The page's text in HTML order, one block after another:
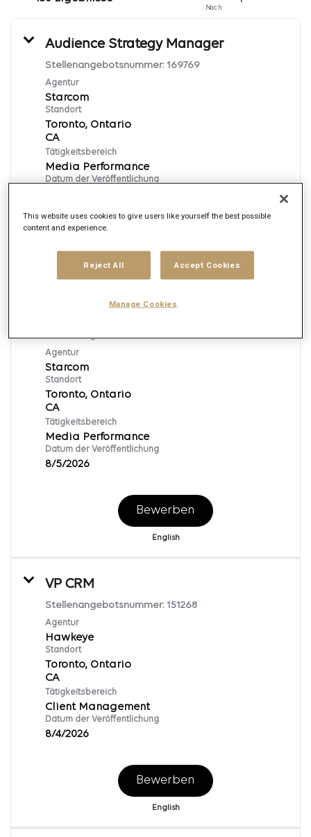
Nach
Audience Strategy Manager
Stellenangebotsnummer: 169769
Agentur
Starcom
Standort
Toronto, Ontario
Tätigkeitsbereich
Media Performance
Datum der Veröffentlichung
English
Stellenangebotsnummer:169602
Agentur
Starcom
Standort
Toronto, Ontario
Tätigkeitsbereich
Media Performance
Datum der Veröffentlichung
8/5/2026
Bewerben
English
VP CRM
Stellenangebotsnummer: 151268
Agentur
Hawkeye
Standort
Toronto, Ontario
Tätigkeitsbereich
Client Management
Datum der Veröffentlichung
8/4/2026
Bewerben
English
This website uses cookies to give users like yourself the best possible
content and experience.
Reject All Accept Cookies
Manage Cookies